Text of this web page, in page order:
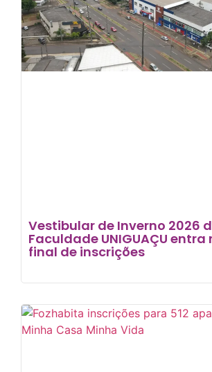
Vestibular de Inverno 2026
Faculdade UNIGUAÇU entra
final de inscrições